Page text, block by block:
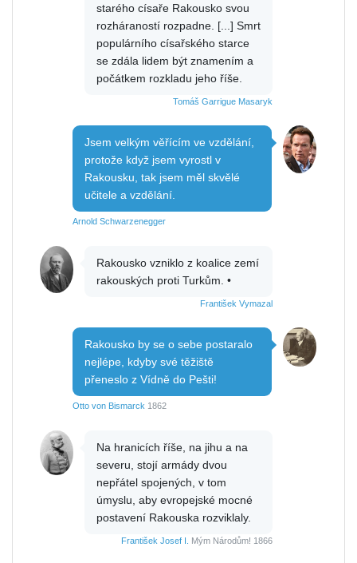
starého císaře Rakousko svou
rozháraností rozpadne. [...] Smrt
populárního císařského starce
se zdála lidem být znamením a
počátkem rozkladu jeho říše.
Tomáš Garrigue Masaryk
Jsem velkým věřícím ve vzdělání,
protože když jsem vyrostl v
Rakousku, tak jsem měl skvělé
učitele a vzdělání.
Arnold Schwarzenegger
Rakousko vzniklo z koalice zemí
rakouských proti Turkům. •
František Vymazal
Rakousko by se o sebe postaralo
nejlépe, kdyby své těžiště
přeneslo z Vídně do Pešti!
Otto von Bismarck 1862
Na hranicích říše, na jihu a na
severu, stojí armády dvou
nepřátel spojených, v tom
úmyslu, aby evropejské mocné
postavení Rakouska rozviklaly.
František Josef I. Mým Národům! 1866